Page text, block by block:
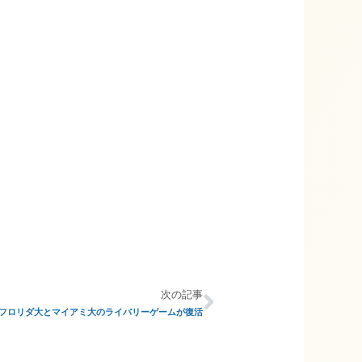
次の記事
ロリダ大とマイアミ大のライバリーゲームが復活